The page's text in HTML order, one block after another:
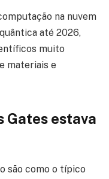
na nuvem
até 2026,
muito
materiais e
Gates estava
são como o típico